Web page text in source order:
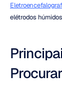
elétrodos